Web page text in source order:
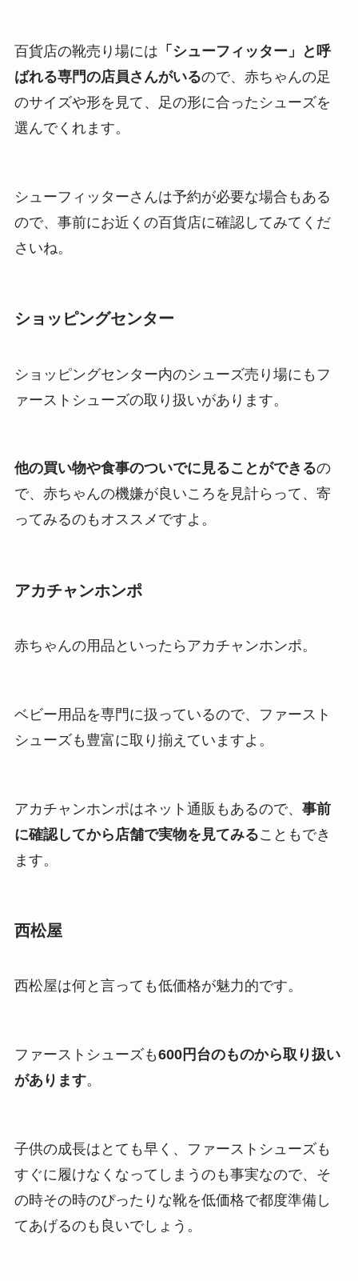
百貨店の靴売り場には 「シューフィッター」と呼
ばれる専門の店員さんがいるので、赤ちゃんの足
のサイズや形を見て、足の形に合ったシューズを
選んでくれます。
シューフィッターさんは予約が必要な場合もある
ので、事前にお近くの百貨店に確認してみてくだ
さいね。
ショッピングセンター
ショッピングセンター内のシューズ売り場にもフ
ァーストシューズの取り扱いがあります。
他の買い物や食事のついでに見ることができるの
で、赤ちゃんの機嫌が良いころを見計らって、寄
ってみるのもオススメですよ。
アカチャンホンポ
赤ちゃんの用品といったらアカチャンホンポ。
ベビー用品を専門に扱っているので、ファースト
シューズも豊富に取り揃えていますよ。
アカチャンホンポはネット通販もあるので、 事前
に確認してから店舗で実物を見てみることもでき
ます。
西松屋
西松屋は何と言っても低価格が魅力的です。
ファーストシューズも600円台のものから取り扱い
があります。
子供の成長はとても早く、ファーストシューズも
すぐに履けなくなってしまうのも事実なので、そ
の時その時のぴったりな靴を低価格で都度準備し
てあげるのも良いでしょう。